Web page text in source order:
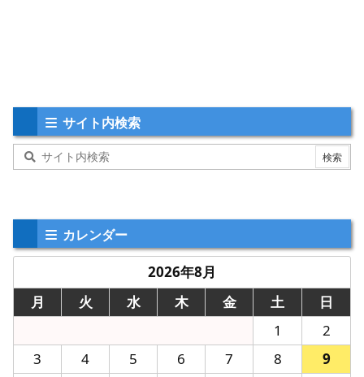
サイト内検索
カレンダー
2026年8月
月
火 水 木 金 土
日
1
2
3
4 5 6 7 8
9